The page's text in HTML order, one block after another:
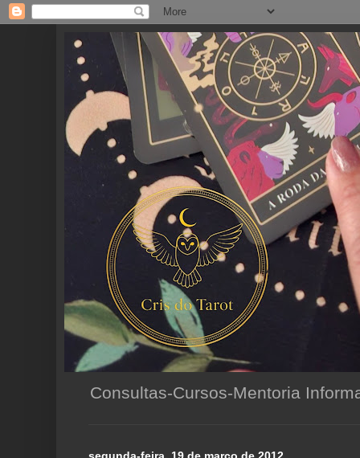
Consultas-Cursos-Mentoria
segunda-feira, 19 de março de 2012